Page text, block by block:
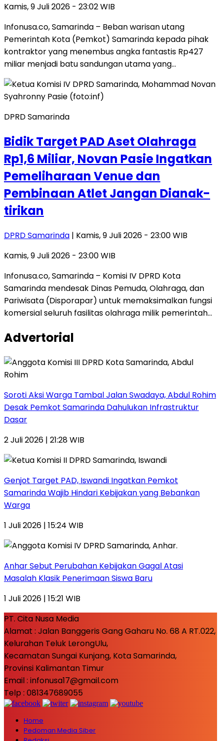
Kamis, 9 Juli 2026 - 23:02 WIB
​Infonusa.co, Samarinda – Beban warisan utang
Pemerintah Kota (Pemkot) Samarinda kepada pihak
kontraktor yang menembus angka fantastis Rp427
miliar menjadi batu sandungan utama yang…
DPRD Samarinda
​Bidik Target PAD Aset Olahraga
Rp1,6 Miliar, Novan Pasie Ingatkan
Pemeliharaan Venue dan
Pembinaan Atlet Jangan Dianak-
tirikan
DPRD Samarinda | Kamis, 9 Juli 2026 - 23:00 WIB
Kamis, 9 Juli 2026 - 23:00 WIB
Infonusa.co, Samarinda – Komisi IV DPRD Kota
Samarinda mendesak Dinas Pemuda, Olahraga, dan
Pariwisata (Disporapar) untuk memaksimalkan fungsi
komersial seluruh fasilitas olahraga milik pemerintah…
Advertorial
Soroti Aksi Warga Tambal Jalan Swadaya, Abdul Rohim
Desak Pemkot Samarinda Dahulukan Infrastruktur
Dasar
2 Juli 2026 | 21:28 WIB
Genjot Target PAD, Iswandi Ingatkan Pemkot
Samarinda Wajib Hindari Kebijakan yang Bebankan
Warga
1 Juli 2026 | 15:24 WIB
Anhar Sebut Perubahan Kebijakan Gagal Atasi
Masalah Klasik Penerimaan Siswa Baru
1 Juli 2026 | 15:21 WIB
PT. Cita Nusa Media
Alamat : Jalan Banggeris Gang Gaharu No. 68 A RT.022,
Kelurahan Teluk LerongUlu,
Kecamatan Sungai Kunjang, Kota Samarinda,
Provinsi Kalimantan Timur
Email : infonusa17@gmail.com
Telp : 081347689055
Home
Pedoman Media Siber